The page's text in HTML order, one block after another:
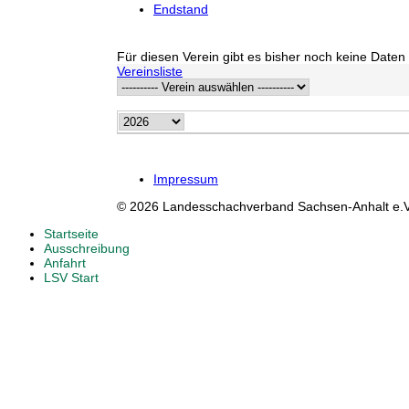
Endstand
Für diesen Verein gibt es bisher noch keine Daten
Vereinsliste
Impressum
© 2026 Landesschachverband Sachsen-Anhalt
Startseite
Ausschreibung
Anfahrt
LSV Start